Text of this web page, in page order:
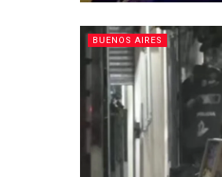
BUENOS AIRES